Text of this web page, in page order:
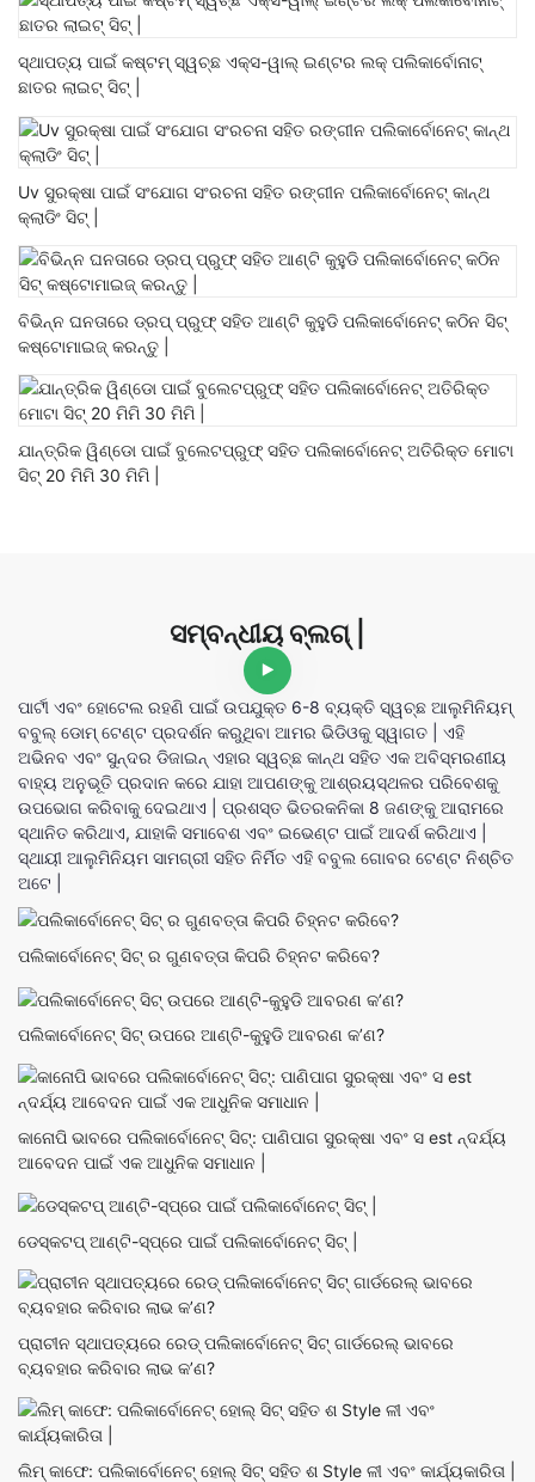
ସ୍ଥାପତ୍ୟ ପାଇଁ କଷ୍ଟମ୍ ସ୍ୱଚ୍ଛ ଏକ୍ସ-ୱାଲ୍ ଇଣ୍ଟର ଲକ୍ ପଲିକାର୍ବୋନାଟ୍
ଛାତର ଲାଇଟ୍ ସିଟ୍ |
Uv ସୁରକ୍ଷା ପାଇଁ ସଂଯୋଗ ସଂରଚନା ସହିତ ରଙ୍ଗୀନ ପଲିକାର୍ବୋନେଟ୍ କାନ୍ଥ
କ୍ଲାଡିଂ ସିଟ୍ |
ବିଭିନ୍ନ ଘନତାରେ ଡ୍ରପ୍ ପ୍ରୁଫ୍ ସହିତ ଆଣ୍ଟି କୁହୁଡି ପଲିକାର୍ବୋନେଟ୍ କଠିନ ସିଟ୍
କଷ୍ଟୋମାଇଜ୍ କରନ୍ତୁ |
ଯାନ୍ତ୍ରିକ ୱିଣ୍ଡୋ ପାଇଁ ବୁଲେଟପ୍ରୁଫ୍ ସହିତ ପଲିକାର୍ବୋନେଟ୍ ଅତିରିକ୍ତ ମୋଟା
ସିଟ୍ 20 ମିମି 30 ମିମି |
ସମ୍ବନ୍ଧୀୟ ବ୍ଲଗ୍ |
ପାର୍ଟୀ ଏବଂ ହୋଟେଲ ରହଣି ପାଇଁ ଉପଯୁକ୍ତ 6-8 ବ୍ୟକ୍ତି ସ୍ୱଚ୍ଛ ଆଲୁମିନିୟମ୍
ବବୁଲ୍ ଡୋମ୍ ଟେଣ୍ଟ ପ୍ରଦର୍ଶନ କରୁଥିବା ଆମର ଭିଡିଓକୁ ସ୍ୱାଗତ | ଏହି
ଅଭିନବ ଏବଂ ସୁନ୍ଦର ଡିଜାଇନ୍ ଏହାର ସ୍ୱଚ୍ଛ କାନ୍ଥ ସହିତ ଏକ ଅବିସ୍ମରଣୀୟ
ବାହ୍ୟ ଅନୁଭୂତି ପ୍ରଦାନ କରେ ଯାହା ଆପଣଙ୍କୁ ଆଶ୍ରୟସ୍ଥଳର ପରିବେଶକୁ
ଉପଭୋଗ କରିବାକୁ ଦେଇଥାଏ | ପ୍ରଶସ୍ତ ଭିତରକନିକା 8 ଜଣଙ୍କୁ ଆରାମରେ
ସ୍ଥାନିତ କରିଥାଏ, ଯାହାକି ସମାବେଶ ଏବଂ ଇଭେଣ୍ଟ ପାଇଁ ଆଦର୍ଶ କରିଥାଏ |
ସ୍ଥାୟୀ ଆଲୁମିନିୟମ ସାମଗ୍ରୀ ସହିତ ନିର୍ମିତ ଏହି ବବୁଲ ଗୋବର ଟେଣ୍ଟ ନିଶ୍ଚିତ
ଅଟେ |
ପଲିକାର୍ବୋନେଟ୍ ସିଟ୍ ର ଗୁଣବତ୍ତା କିପରି ଚିହ୍ନଟ କରିବେ?
ପଲିକାର୍ବୋନେଟ୍ ସିଟ୍ ଉପରେ ଆଣ୍ଟି-କୁହୁଡି ଆବରଣ କ’ଣ?
କାନୋପି ଭାବରେ ପଲିକାର୍ବୋନେଟ୍ ସିଟ୍: ପାଣିପାଗ ସୁରକ୍ଷା ଏବଂ ସ est ନ୍ଦର୍ଯ୍ୟ
ଆବେଦନ ପାଇଁ ଏକ ଆଧୁନିକ ସମାଧାନ |
ଡେସ୍କଟପ୍ ଆଣ୍ଟି-ସ୍ପ୍ରେ ପାଇଁ ପଲିକାର୍ବୋନେଟ୍ ସିଟ୍ |
ପ୍ରାଚୀନ ସ୍ଥାପତ୍ୟରେ ରେଡ୍ ପଲିକାର୍ବୋନେଟ୍ ସିଟ୍ ଗାର୍ଡରେଲ୍ ଭାବରେ
ବ୍ୟବହାର କରିବାର ଲାଭ କ’ଣ?
ଲିମ୍ କାଫେ: ପଲିକାର୍ବୋନେଟ୍ ହୋଲ୍ ସିଟ୍ ସହିତ ଶ Style ଳୀ ଏବଂ କାର୍ଯ୍ୟକାରିତା |